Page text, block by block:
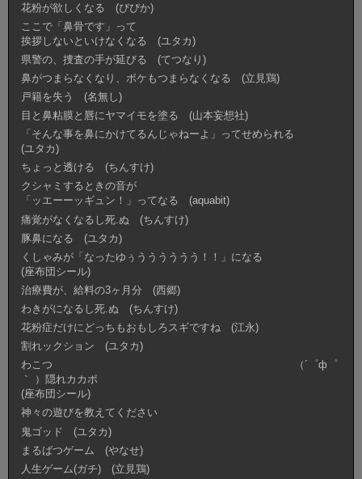
花粉が欲しくなる (ぴぴか)
ここで「鼻骨です」って
挨拶しないといけなくなる (ユタカ)
県警の、捜査の手が延びる (てつなり)
鼻がつまらなくなり、ボケもつまらなくなる (立見鶏)
戸籍を失う (名無し)
目と鼻粘膜と唇にヤマイモを塗る (山本妄想社)
「そんな事を鼻にかけてるんじゃねーよ」ってせめられる
(ユタカ)
ちょっと透ける (ちんすけ)
クシャミするときの音が
「ッエーーッギュン！」ってなる (aquabit)
痛覚がなくなるし死.ぬ (ちんすけ)
豚鼻になる (ユタカ)
くしゃみが「なったゆぅうううううう！！」になる
(座布団シール)
治療費が、給料の3ヶ月分 (西郷)
わきがになるし死.ぬ (ちんすけ)
花粉症だけにどっちもおもしろスギですね (江永)
割れックション (ユタカ)
わこつ （´゜ф゜
｀ ）隠れカカポ
(座布団シール)
神々の遊びを教えてください
鬼ゴッド (ユタカ)
まるばつゲーム (やなせ)
人生ゲーム(ガチ) (立見鶏)